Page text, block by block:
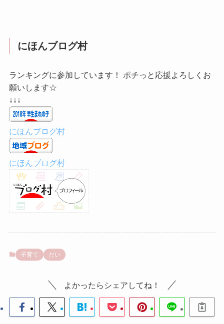
にほんブログ村
ランキングに参加しています！ ポチっと応援よろしくお
願いします☆
↓↓↓
にほんブログ村
にほんブログ村
子育て だい
よかったらシェアしてね！